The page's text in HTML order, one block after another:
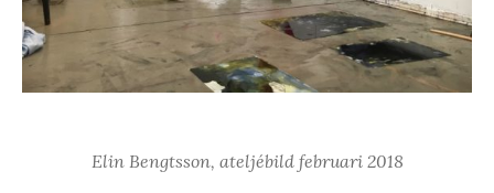
Elin Bengtsson, ateljébild februari 2018